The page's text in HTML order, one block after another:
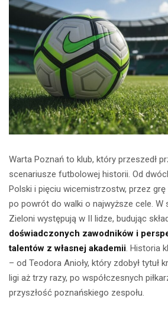
Warta Poznań to klub, który przeszedł
scenariusze futbolowej historii. Od
Polski i pięciu wicemistrzostw, przez
po powrót do walki o najwyższe cele. W
Zieloni występują w II lidze, budując
doświadczonych zawodników i
talentów z własnej akademii. Historia
– od Teodora Anioły, który zdobył tytuł
ligi aż trzy razy, po współczesnych
przyszłość poznańskiego zespołu.